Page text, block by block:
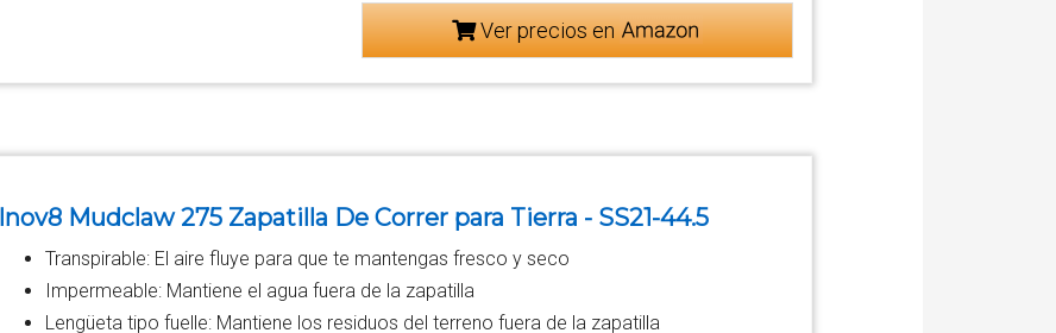
Ver precios en
Inov8 Mudclaw 275 Zapatilla De Correr para Tierra - SS21-44.5
Transpirable: El aire fluye para que te mantengas fresco y seco
Impermeable: Mantiene el agua fuera de la zapatilla
Lengüeta tipo fuelle: Mantiene los residuos del terreno fuera de la zapatilla